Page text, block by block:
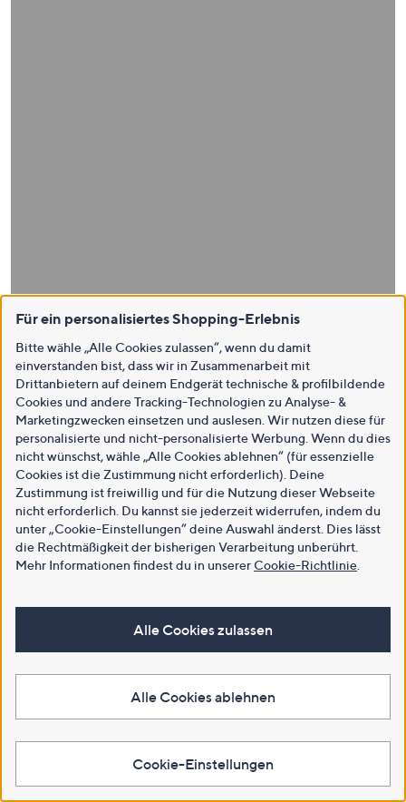
Für ein personalisiertes Shopping-Erlebnis
Bitte wähle „Alle Cookies zulassen“, wenn du damit
einverstanden bist, dass wir in Zusammenarbeit mit
Drittanbietern auf deinem Endgerät technische & profilbildende
Cookies und andere Tracking-Technologien zu Analyse- &
Marketingzwecken einsetzen und auslesen. Wir nutzen diese für
personalisierte und nicht-personalisierte Werbung. Wenn du dies
nicht wünschst, wähle „Alle Cookies ablehnen“ (für essenzielle
Cookies ist die Zustimmung nicht erforderlich). Deine
Zustimmung ist freiwillig und für die Nutzung dieser Webseite
nicht erforderlich. Du kannst sie jederzeit widerrufen, indem du
unter „Cookie-Einstellungen“ deine Auswahl änderst. Dies lässt
die Rechtmäßigkeit der bisherigen Verarbeitung unberührt.
Mehr Informationen findest du in unsererCookie-Richtlinie
Alle Cookies zulassen
Alle Cookies ablehnen
Cookie-Einstellungen